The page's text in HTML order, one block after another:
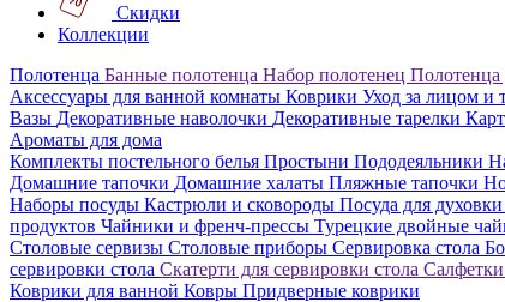
Скидки
Коллекции
Полотенца Банные полотенца Набор полотенец Полотенца
Аксессуары для ванной комнаты Коврики Уход за лицом и
Вазы Декоративные наволочки Декоративные тарелки
Ароматы для дома
Комплекты постельного белья Простыни Пододеяльники
Домашние тапочки Домашние халаты Пляжные тапочки
Наборы посуды Кастрюли и сковороды Посуда для духовки
продуктов Чайники и френч-прессы Турецкие двойные
Столовые сервизы Столовые приборы Сервировка стола
сервировки стола Скатерти для сервировки стола Салфетки
Коврики для ванной Ковры Придверные коврики